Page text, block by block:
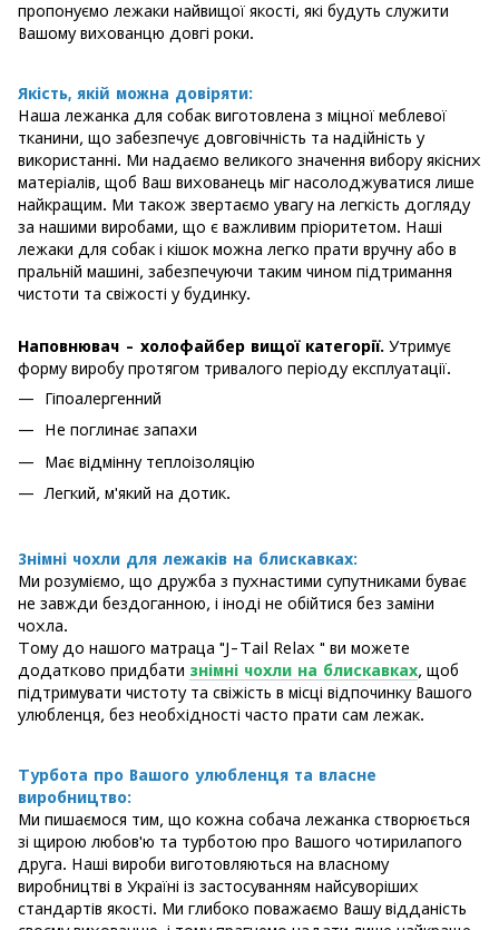
пропонуємо лежаки найвищої якості, які будуть служити
Вашому вихованцю довгі роки.
Якість, якій можна довіряти:
Наша лежанка для собак виготовлена з міцної меблевої
тканини, що забезпечує довговічність та надійність у
використанні. Ми надаємо великого значення вибору якісних
матеріалів, щоб Ваш вихованець міг насолоджуватися лише
найкращим. Ми також звертаємо увагу на легкість догляду
за нашими виробами, що є важливим пріоритетом. Наші
лежаки для собак і кішок можна легко прати вручну або в
пральній машині, забезпечуючи таким чином підтримання
чистоти та свіжості у будинку.
Наповнювач - холофайбер вищої категорії. Утримує
форму виробу протягом тривалого періоду експлуатації.
Гіпоалергенний
Не поглинає запахи
Має відмінну теплоізоляцію
Легкий, м'який на дотик.
Знімні чохли для лежаків на блискавках:
Ми розуміємо, що дружба з пухнастими супутниками буває
не завжди бездоганною, і іноді не обійтися без заміни
чохла.
Тому до нашого матраца "J-Tail Relax " ви можете
додатково придбати знімні чохли на блискавках, щоб
підтримувати чистоту та свіжість в місці відпочинку Вашого
улюбленця, без необхідності часто прати сам лежак.
Турбота про Вашого улюбленця та власне
виробництво:
Ми пишаємося тим, що кожна собача лежанка створюється
зі щирою любов'ю та турботою про Вашого чотирилапого
друга. Наші вироби виготовляються на власному
виробництві в Україні із застосуванням найсуворіших
стандартів якості. Ми глибоко поважаємо Вашу відданість